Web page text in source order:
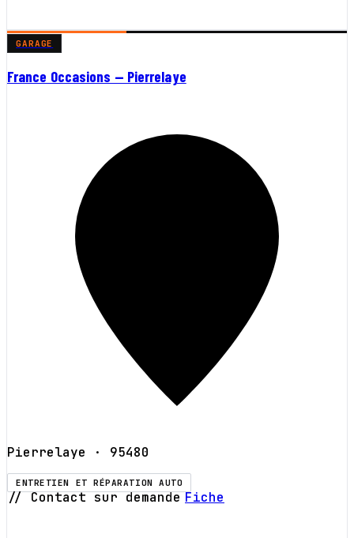
GARAGE
France Occasions — Pierrelaye
Pierrelaye · 95480
ENTRETIEN ET RÉPARATION AUTO
// Contact sur demande Fiche